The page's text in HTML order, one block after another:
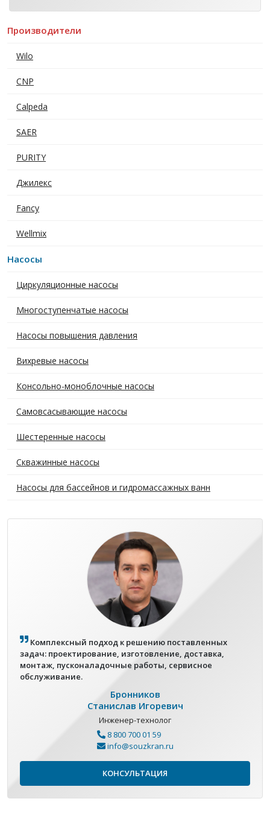
Производители
Wilo
CNP
Calpeda
SAER
PURITY
Джилекс
Fancy
Wellmix
Насосы
Циркуляционные насосы
Многоступенчатые насосы
Насосы повышения давления
Вихревые насосы
Консольно-моноблочные насосы
Самовсасывающие насосы
Шестеренные насосы
Скважинные насосы
Насосы для бассейнов и гидромассажных ванн
Комплексный подход к решению поставленных
задач: проектирование, изготовление, доставка,
монтаж, пусконаладочные работы, сервисное
обслуживание.
Бронников
Станислав Игоревич
Инженер-технолог
8 800 700 01 59
info@souzkran.ru
КОНСУЛЬТАЦИЯ